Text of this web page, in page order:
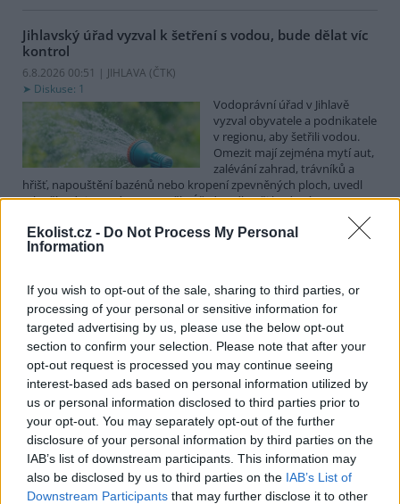
Ekolist.cz - Do Not Process My Personal
Information
If you wish to opt-out of the sale, sharing to third parties, or
processing of your personal or sensitive information for
targeted advertising by us, please use the below opt-out
section to confirm your selection. Please note that after your
opt-out request is processed you may continue seeing
interest-based ads based on personal information utilized by
us or personal information disclosed to third parties prior to
your opt-out. You may separately opt-out of the further
disclosure of your personal information by third parties on the
IAB’s list of downstream participants. This information may
also be disclosed by us to third parties on the IAB’s List of
Downstream Participants that may further disclose it to other
Jihlavský úřad vyzval k šetření s vodou, bude dělat víc
kontrol
6.8.2026 00:51 | JIHLAVA (ČTK)
Diskuse: 1
Vodoprávní úřad v Jihlavě
vyzval obyvatele a podnikatele
v regionu, aby šetřili vodou.
Omezit mají zejména mytí aut,
zalévání zahrad, trávníků a
hřišť, napouštění bazénů nebo kropení zpevněných ploch, uvedl
mluvčí radnice Radovan Daněk. Úřad podle něj bude víc
kontrolovat povolené odběry. Výzva k šetření vodou platí pro
všechny obce spadající pod Jihlavu jako obec s rozšířenou
působností.
Celníci odhalili gang překupníků papoušků, zajistili
stovku ptáků
5.8.2026 20:13 (ČTK)
Celníci odhalili gang
překupníků chráněných druhů
papoušků působící v několika
krajích a zajistili asi stovku
ptáků. S odchytem a
zajištěním zvířat celníkům pomohly zoo v Praze, Zlíně a Ostravě. V
ostravské zahradě také papoušci nalezli dočasné útočiště. V
tiskové zprávě nawebucelníků to oznámila mluvčí Celní správy ČR
Martina Kaňková. Případem se zabývá policie.